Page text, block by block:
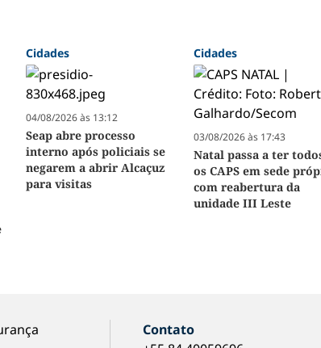
Cidades
04/08/2026 às 13:12
Seap abre processo
interno após policiais se
negarem a abrir Alcaçuz
para visitas
Cidades
03/08/2026 às 17:43
Natal passa a ter
os CAPS em sede
com reabertura da
unidade III Leste
Contato